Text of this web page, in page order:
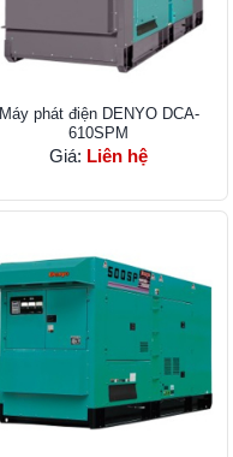
Máy phát điện DENYO DCA-
610SPM
Giá: Liên hệ